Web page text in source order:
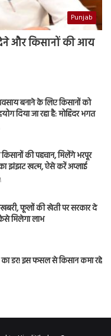
Punjab
और किसानों की आय
बनाने के लिए किसानों को
दिया जा रहा है: मोहिंदर भगत
की पहचान, मिलेंगे भरपूर
का झंझट खत्म, ऐसे करें अप्लाई
फूलों की खेती पर सरकार दे
मिलेगा लाभ
डर! इस फसल से किसान कमा रहे